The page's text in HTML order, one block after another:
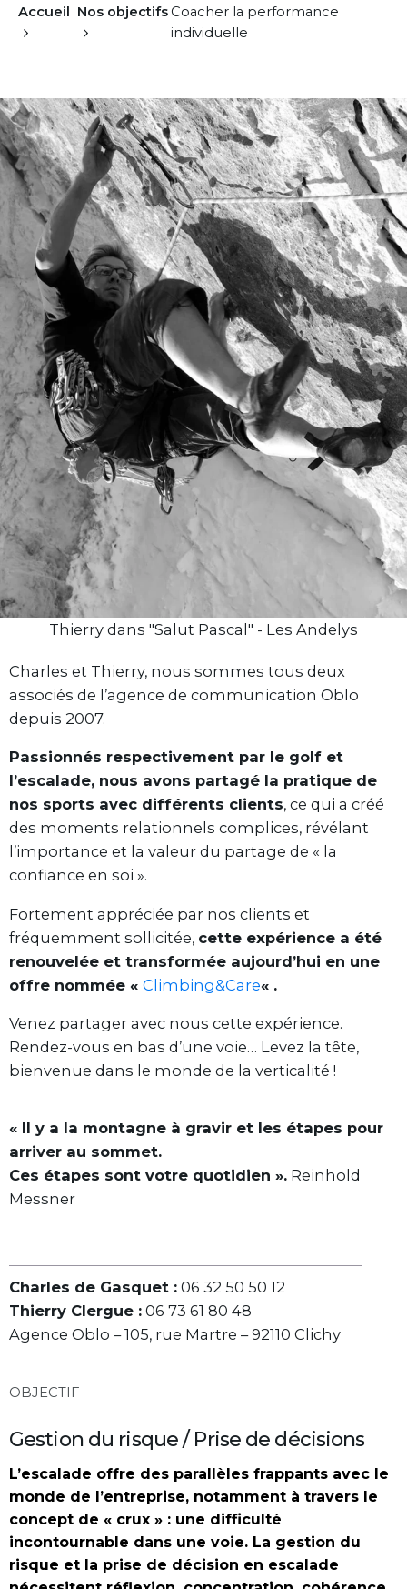
Accueil Nos objectifsCoacher la performance
individuelle
Thierry dans "Salut Pascal" - Les Andelys
Charles et Thierry, nous sommes tous deux
associés de l’agence de communication Oblo
depuis 2007.
Passionnés respectivement par le golf et
l’escalade, nous avons partagé la pratique de
nos sports avec différents clients, ce qui a créé
des moments relationnels complices, révélant
l’importance et la valeur du partage de « la
confiance en soi ».
Fortement appréciée par nos clients et
fréquemment sollicitée, cette expérience a été
renouvelée et transformée aujourd’hui en une
offre nommée « Climbing&Care« .
Venez partager avec nous cette expérience.
Rendez-vous en bas d’une voie… Levez la tête,
bienvenue dans le monde de la verticalité !
« Il y a la montagne à gravir et les étapes pour
arriver au sommet.
Ces étapes sont votre quotidien ». Reinhold
Messner
Charles de Gasquet : 06 32 50 50 12
Thierry Clergue : 06 73 61 80 48
Agence Oblo – 105, rue Martre – 92110 Clichy
OBJECTIF
Gestion du risque / Prise de décisions
L’escalade offre des parallèles frappants avec le
monde de l’entreprise, notamment à travers le
concept de « crux » : une difficulté
incontournable dans une voie. La gestion du
risque et la prise de décision en escalade